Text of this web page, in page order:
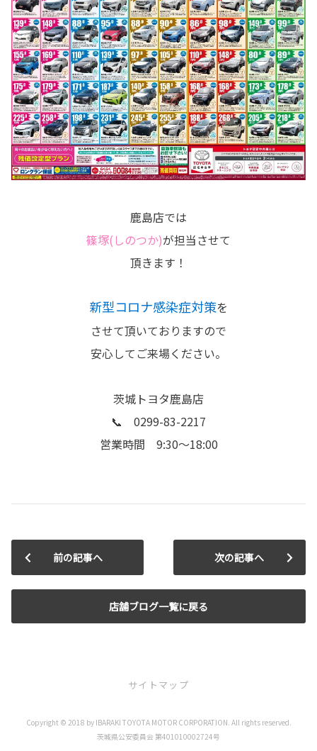
鹿島店では
篠塚(しのつか)が担当させて
頂きます！
新型コロナ感染症対策を
させて頂いておりますので
安心してご来場ください。
茨城トヨタ鹿島店
📞 0299-83-2217
営業時間 9:30～18:00
前の記事へ
店舗ブログ一覧に戻る
次の記事へ
サイトマップ
Copyright © 2018 by IBARAKI TOYOTA MOTOR CORPORATION. All rights reserved.
茨城県公安委員会 第401010002724号